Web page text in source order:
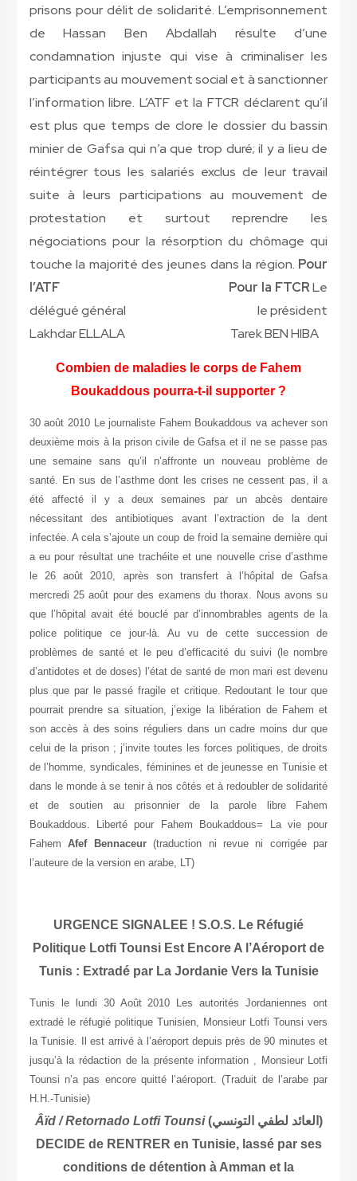
prisons pour délit de solidarité. L’emprisonnement
de Hassan Ben Abdallah résulte d’une
condamnation injuste qui vise à criminaliser les
participants au mouvement social et à sanctionner
l’information libre. L’ATF et la FTCR déclarent qu’il
est plus que temps de clore le dossier du bassin
minier de Gafsa qui n’a que trop duré; il y a lieu de
réintégrer tous les salariés exclus de leur travail
suite à leurs participations au mouvement de
protestation et surtout reprendre les
négociations pour la résorption du chômage qui
touche la majorité des jeunes dans la région. Pour
l’ATF Pour la FTCRLe
délégué général le président
Lakhdar ELLALA Tarek BEN HIBA
Combien de maladies le corps de Fahem
Boukaddous pourra-t-il supporter ?
30 août 2010 Le journaliste Fahem Boukaddous va achever son
deuxième mois à la prison civile de Gafsa et il ne se passe pas
une semaine sans qu’il n’affronte un nouveau problème de
santé. En sus de l’asthme dont les crises ne cessent pas, il a
été affecté il y a deux semaines par un abcès dentaire
nécessitant des antibiotiques avant l’extraction de la dent
infectée. A cela s’ajoute un coup de froid la semaine dernière qui
a eu pour résultat une trachéite et une nouvelle crise d’asthme
le 26 août 2010, après son transfert à l’hôpital de Gafsa
mercredi 25 août pour des examens du thorax. Nous avons su
que l’hôpital avait été bouclé par d’innombrables agents de la
police politique ce jour-là. Au vu de cette succession de
problèmes de santé et le peu d’efficacité du suivi (le nombre
d’antidotes et de doses) l’état de santé de mon mari est devenu
plus que par le passé fragile et critique. Redoutant le tour que
pourrait prendre sa situation, j’exige la libération de Fahem et
son accès à des soins réguliers dans un cadre moins dur que
celui de la prison ; j’invite toutes les forces politiques, de droits
de l’homme, syndicales, féminines et de jeunesse en Tunisie et
dans le monde à se tenir à nos côtés et à redoubler de solidarité
et de soutien au prisonnier de la parole libre Fahem
Boukaddous. Liberté pour Fahem Boukaddous= La vie pour
FahemAfef Bennaceur(traduction ni revue ni corrigée par
l’auteure de la version en arabe, LT)
URGENCE SIGNALEE ! S.O.S. Le Réfugié
Politique Lotfi Tounsi Est Encore A l’Aéroport de
Tunis : Extradé par La Jordanie Vers la Tunisie
Tunis le lundi 30 Août 2010 Les autorités Jordaniennes ont
extradé le réfugié politique Tunisien, Monsieur Lotfi Tounsi vers
la Tunisie. Il est arrivé à l’aéroport depuis près de 90 minutes et
jusqu’à la rédaction de la présente information , Monsieur Lotfi
Tounsi n’a pas encore quitté l’aéroport.(Traduit de l’arabe par
H.H.-Tunisie)
Âïd / Retornado Lotfi Tounsi (العائد لطفي التونسي )
DECIDE de RENTRER en Tunisie, lassé par ses
conditions de détention à Amman et la